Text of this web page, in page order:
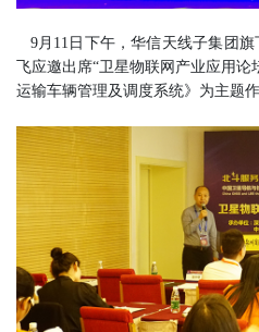
9月11日下午，华信天线子集团
飞应邀出席“卫星物联网产业应用
运输车辆管理及调度系统》为主题作